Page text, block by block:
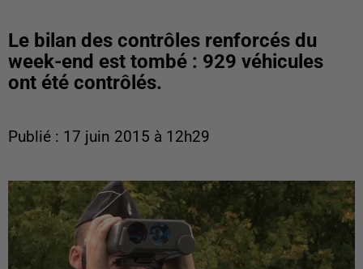
Le bilan des contrôles renforcés du
week-end est tombé : 929 véhicules
ont été contrôlés.
Publié : 17 juin 2015 à 12h29